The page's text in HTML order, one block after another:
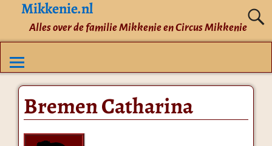
Mikkenie.nl
Alles over de familie Mikkenie en Circus Mikkenie
Bremen Catharina